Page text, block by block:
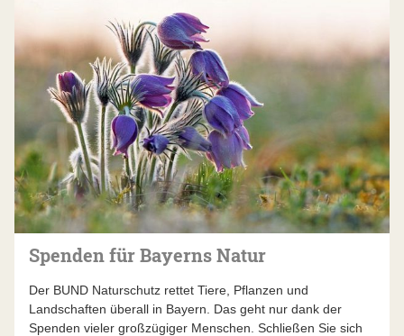
Spenden für Bayerns Natur
Der BUND Naturschutz rettet Tiere, Pflanzen und
Landschaften überall in Bayern. Das geht nur dank der
Spenden vieler großzügiger Menschen. Schließen Sie sich